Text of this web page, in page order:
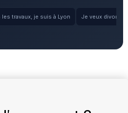
travaux, je suis à Lyon Je veux